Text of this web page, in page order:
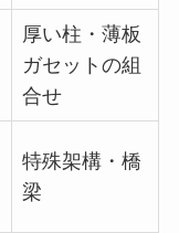
厚い柱・薄板
ガセットの組
合せ
特殊架構・橋
梁